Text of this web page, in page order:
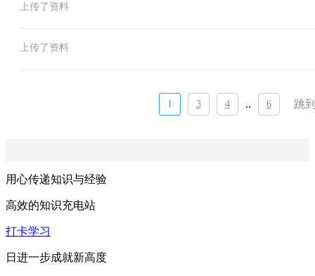
上传了资料
上传了资料
1 3 4 .. 6 跳
用心传递知识与经验
高效的知识充电站
打卡学习
日进一步成就新高度